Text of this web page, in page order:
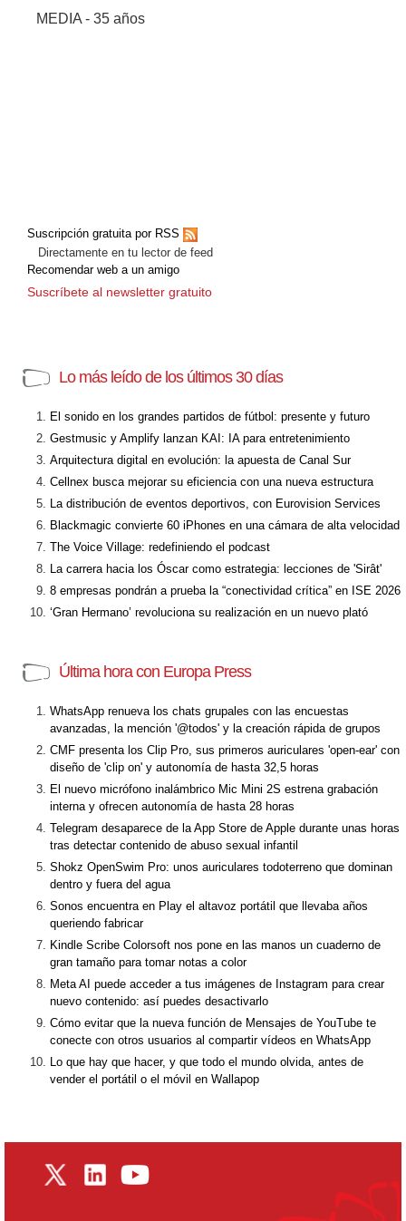
MEDIA - 35 años
Suscripción gratuita por RSS
Directamente en tu lector de feed
Recomendar web a un amigo
Suscríbete al newsletter gratuito
Lo más leído de los últimos 30 días
El sonido en los grandes partidos de fútbol: presente y futuro
Gestmusic y Amplify lanzan KAI: IA para entretenimiento
Arquitectura digital en evolución: la apuesta de Canal Sur
Cellnex busca mejorar su eficiencia con una nueva estructura
La distribución de eventos deportivos, con Eurovision Services
Blackmagic convierte 60 iPhones en una cámara de alta velocidad
The Voice Village: redefiniendo el podcast
La carrera hacia los Óscar como estrategia: lecciones de 'Sirât'
8 empresas pondrán a prueba la “conectividad crítica” en ISE 2026
‘Gran Hermano’ revoluciona su realización en un nuevo plató
Última hora con Europa Press
WhatsApp renueva los chats grupales con las encuestas
avanzadas, la mención '@todos' y la creación rápida de grupos
CMF presenta los Clip Pro, sus primeros auriculares 'open-ear' con
diseño de 'clip on' y autonomía de hasta 32,5 horas
El nuevo micrófono inalámbrico Mic Mini 2S estrena grabación
interna y ofrecen autonomía de hasta 28 horas
Telegram desaparece de la App Store de Apple durante unas horas
tras detectar contenido de abuso sexual infantil
Shokz OpenSwim Pro: unos auriculares todoterreno que dominan
dentro y fuera del agua
Sonos encuentra en Play el altavoz portátil que llevaba años
queriendo fabricar
Kindle Scribe Colorsoft nos pone en las manos un cuaderno de
gran tamaño para tomar notas a color
Meta AI puede acceder a tus imágenes de Instagram para crear
nuevo contenido: así puedes desactivarlo
Cómo evitar que la nueva función de Mensajes de YouTube te
conecte con otros usuarios al compartir vídeos en WhatsApp
Lo que hay que hacer, y que todo el mundo olvida, antes de
vender el portátil o el móvil en Wallapop